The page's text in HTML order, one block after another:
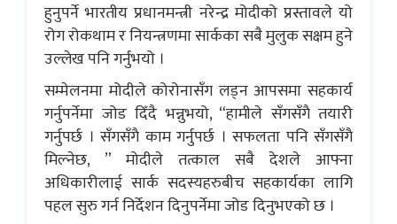
हुनुपर्ने भारतीय प्रधानमन्त्री नरेन्द्र मोदीको प्रस्तावले यो
रोग रोकथाम र नियन्त्रणमा सार्कका सबै मुलुक सक्षम हुने
उल्लेख पनि गर्नुभयो ।
सम्मेलनमा मोदीले कोरोनासँग लड्न आपसमा सहकार्य
गर्नुपर्नेमा जोड दिँदै भन्नुभयो, “हामीले सँगसँगै तयारी
गर्नुपर्छ । सँगसँगै काम गर्नुपर्छ । सफलता पनि सँगसँगै
मिल्नेछ, ” मोदीले तत्काल सबै देशले आफ्ना
अधिकारीलाई सार्क सदस्यहरुबीच सहकार्यका लागि
पहल सुरु गर्न निर्देशन दिनुपर्नेमा जोड दिनुभएको छ ।